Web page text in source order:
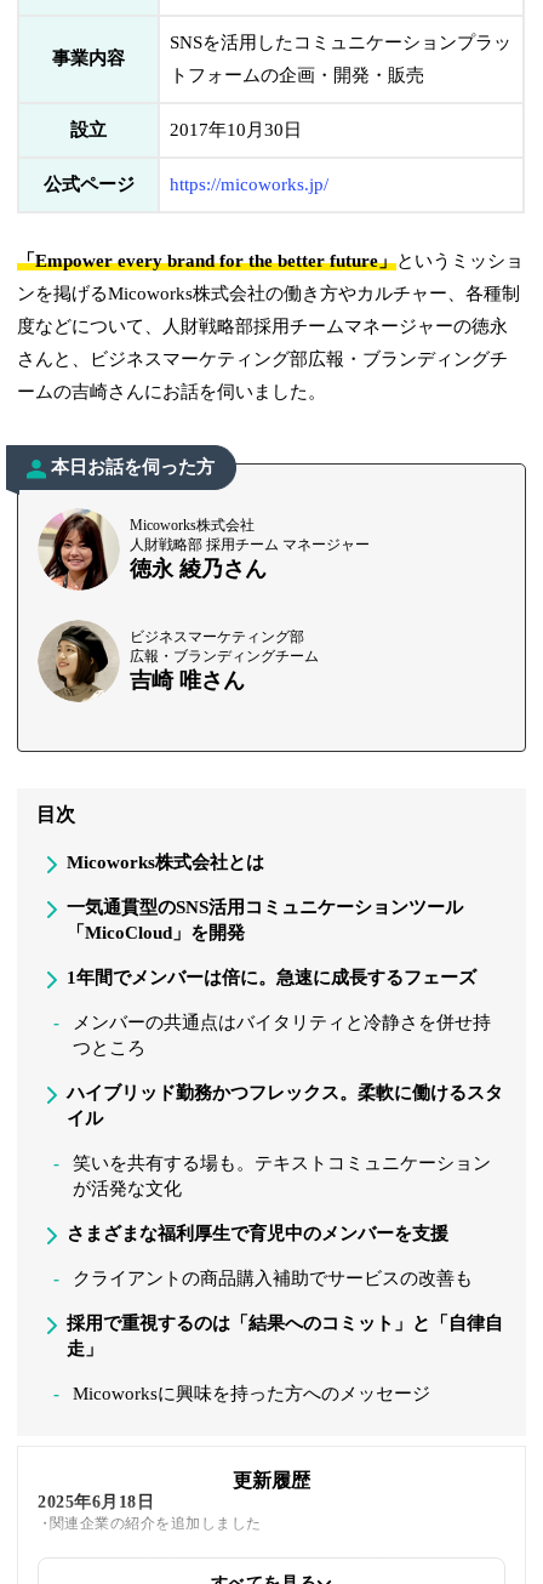
事業内容
SNSを活用したコミュニケーションプラッ
トフォームの企画・開発・販売
設立 2017年10月30日
公式ページ https://micoworks.jp/
「Empower every brand for the better future」というミッショ
ンを掲げるMicoworks株式会社の働き方やカルチャー、各種制
度などについて、人財戦略部採用チームマネージャーの徳永
さんと、ビジネスマーケティング部広報・ブランディングチ
ームの吉崎さんにお話を伺いました。
本日お話を伺った方
Micoworks株式会社
人財戦略部 採用チーム マネージャー
徳永 綾乃さん
ビジネスマーケティング部
広報・ブランディングチーム
吉崎 唯さん
目次
Micoworks株式会社とは
一気通貫型のSNS活用コミュニケーションツール
「MicoCloud」を開発
1年間でメンバーは倍に。急速に成長するフェーズ
メンバーの共通点はバイタリティと冷静さを併せ持
つところ
ハイブリッド勤務かつフレックス。柔軟に働けるスタ
イル
笑いを共有する場も。テキストコミュニケーション
が活発な文化
さまざまな福利厚生で育児中のメンバーを支援
クライアントの商品購入補助でサービスの改善も
採用で重視するのは「結果へのコミット」と「自律自
走」
Micoworksに興味を持った方へのメッセージ
更新履歴
2025年6月18日
関連企業の紹介を追加しました